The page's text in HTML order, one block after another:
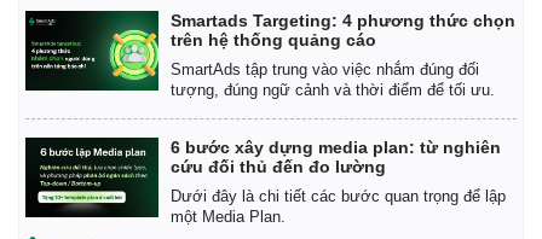
Smartads Targeting: 4 phương thức chọn
trên hệ thống quảng cáo
SmartAds tập trung vào việc nhắm đúng đối
tượng, đúng ngữ cảnh và thời điểm để tối ưu.
6 bước xây dựng media plan: từ nghiên
cứu đối thủ đến đo lường
Dưới đây là chi tiết các bước quan trọng để lập
một Media Plan.